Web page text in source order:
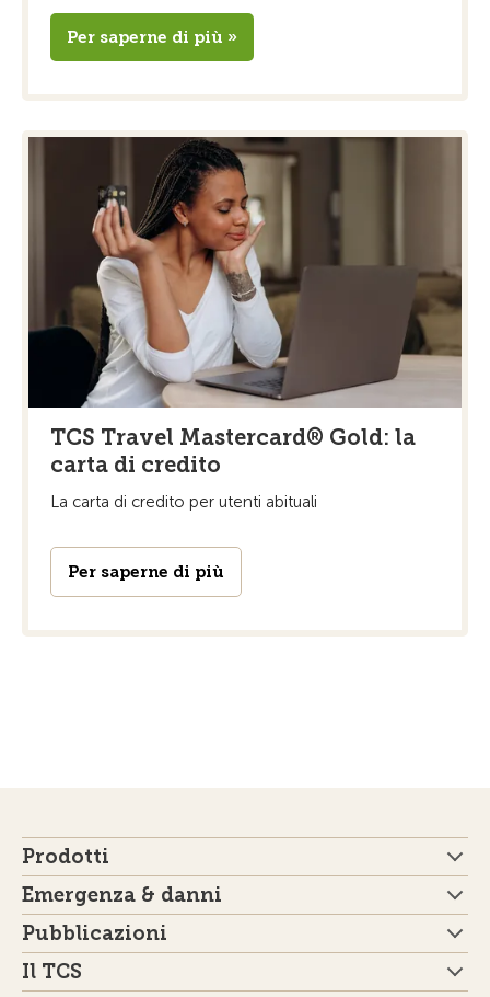
Per saperne di più »
TCS Travel Mastercard® Gold: la
carta di credito
La carta di credito per utenti abituali
Per saperne di più
Prodotti
Emergenza & danni
Pubblicazioni
Il TCS